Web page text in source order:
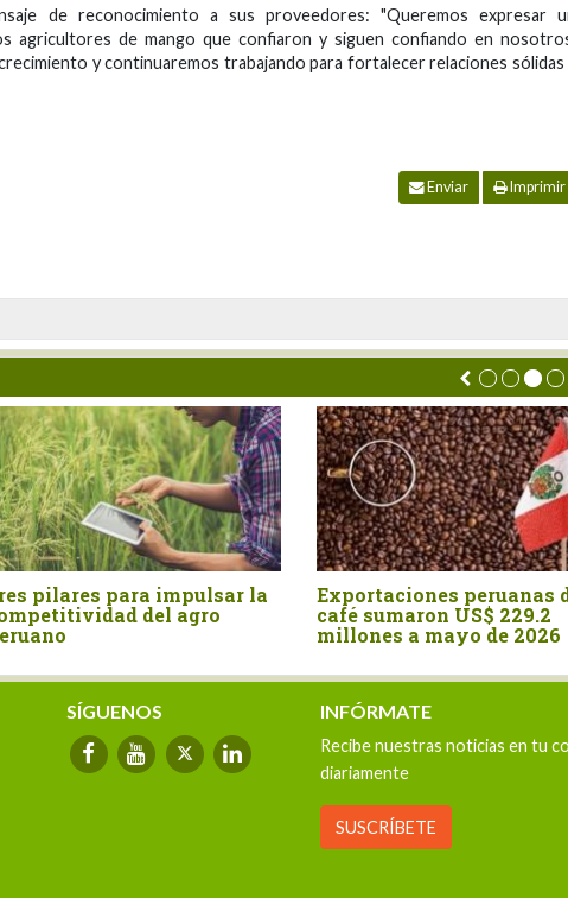
de reconocimiento a sus proveedores: "Queremos expresar
agricultores de mango que confiaron y siguen confiando en
y continuaremos trabajando para fortalecer relaciones sólidas
Enviar Imprimir
con un
dos
Australia fue el mayor
proveedor de malta para el
mercado peruano en el primer
SÍGUENOS INFÓRMATE
Recibe nuestras noticias en tu
diariamente
SUSCRÍBETE